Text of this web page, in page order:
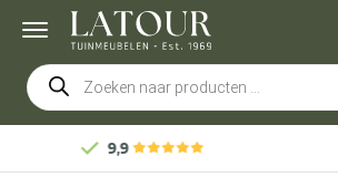
Producten
zoeken
Gratis